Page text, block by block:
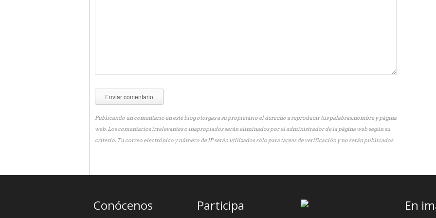
Publicando un comentario en este blog otorgas a su propietario el derecho a reproducir tus palabras, nombre y página
web. Los comentarios irrelevantes o inapropiados serán eliminados por el administrador de la página web según su
criterio. Tu correo electrónico y número de IP serán utilizados sólo para tareas de verificación y no serán publicados.
Conócenos Participa En